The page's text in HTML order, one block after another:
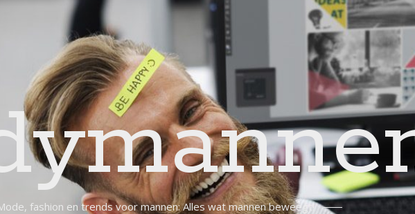
fashion en trends voor mannen: Alles wat mannen beweegt!